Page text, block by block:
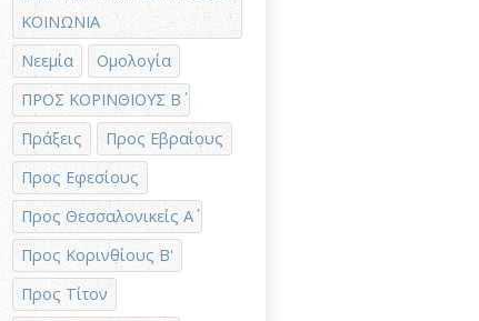
ΚΟΙΝΩΝΙΑ
Νεεμία
Ομολογία
ΠΡΟΣ ΚΟΡΙΝΘΙΟΥΣ Β΄
Πράξεις
Προς Εβραίους
Προς Εφεσίους
Προς Θεσσαλονικείς Α΄
Προς Κορινθίους Β'
Προς Τίτον